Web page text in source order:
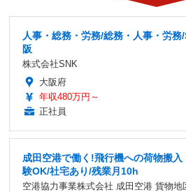
人事・総務・労務/総務・人事・労
阪
株式会社SNK
大阪府
年収480万円～
正社員
成田空港で働く!飛行機への荷物搬
験OK/社宅あり/残業月10h
空港協力事業株式会社 成田空港 貨物地